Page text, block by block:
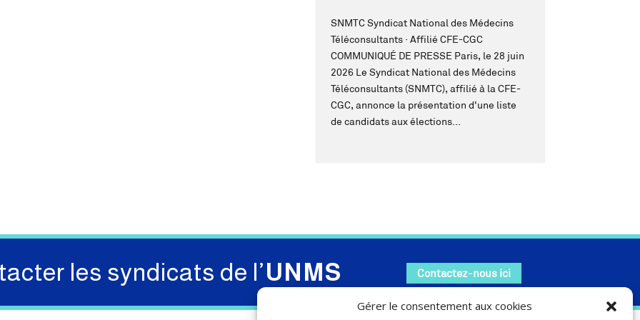
Gérer le consentement aux cookies
SNMTC Syndicat National des Médecins
Téléconsultants · Affilié CFE-CGC
COMMUNIQUÉ DE PRESSE Paris, le 28 juin
2026 Le Syndicat National des Médecins
Téléconsultants (SNMTC), affilié à la CFE-
CGC, annonce la présentation d'une liste
de candidats aux élections...
les syndicats de l’UNMS Contactez-nous ici